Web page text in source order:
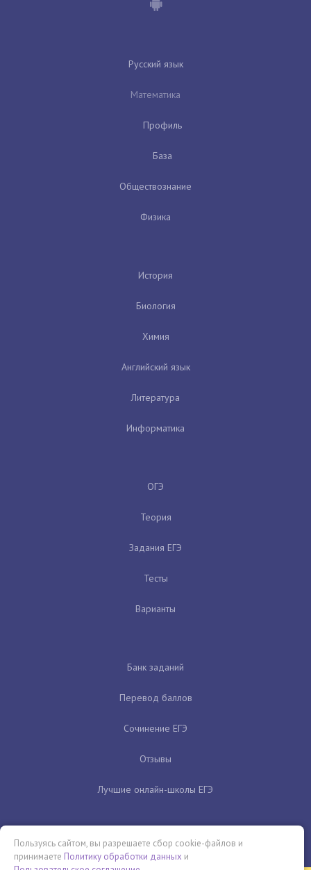
Русский язык
Математика
Профиль
База
Обществознание
Физика
История
Биология
Химия
Английский язык
Литература
Информатика
ОГЭ
Теория
Задания ЕГЭ
Тесты
Варианты
Банк заданий
Перевод баллов
Сочинение ЕГЭ
Отзывы
Лучшие онлайн-школы ЕГЭ
Пользуясь сайтом, вы разрешаете сбор cookie-файлов и
принимаете Политику обработки данных и